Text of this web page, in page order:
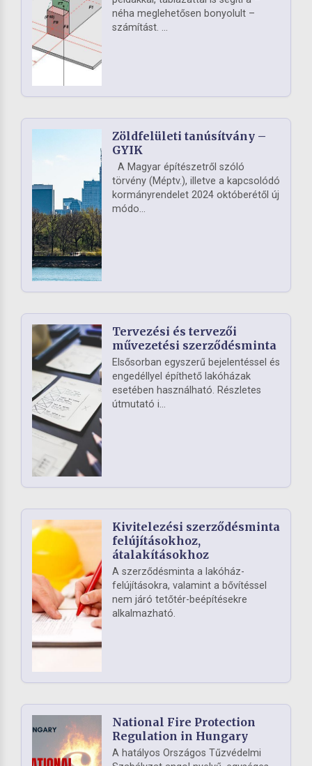
néha meglehetősen bonyolult –
számítást. ...
Zöldfelületi tanúsítvány –
GYIK
A Magyar építészetről szóló
törvény (Méptv.), illetve a kapcsolódó
kormányrendelet 2024 októberétől új
módo...
Tervezési és tervezői
művezetési szerződésminta
Elsősorban egyszerű bejelentéssel és
engedéllyel építhető lakóházak
esetében használható. Részletes
útmutató i...
Kivitelezési szerződésminta
felújításokhoz,
átalakításokhoz
A szerződésminta a lakóház-
felújításokra, valamint a bővítéssel
nem járó tetőtér-beépítésekre
alkalmazható.
National Fire Protection
Regulation in Hungary
A hatályos Országos Tűzvédelmi